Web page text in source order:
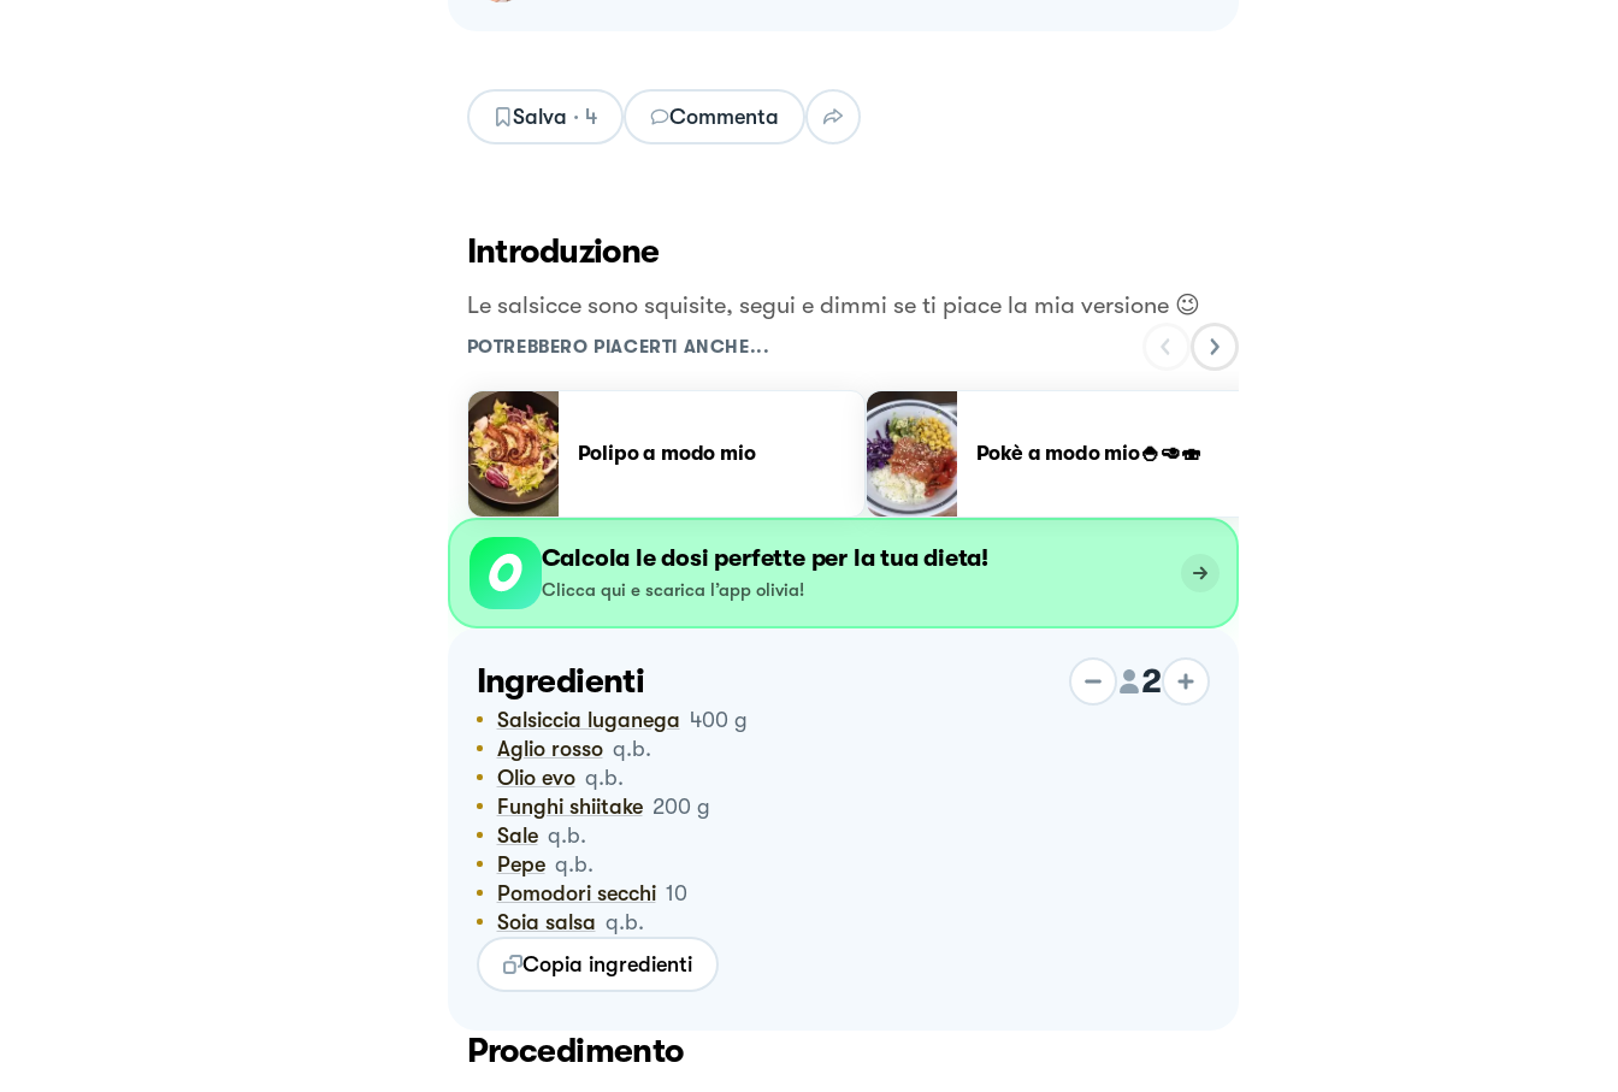
Salva · 4 Commenta
Introduzione
Le salsicce sono squisite, segui e dimmi se ti piace la mia versione 😉
POTREBBERO PIACERTI ANCHE...
Polipo a modo mio Pokè a modo mio🍚🥑🍣
Calcola le dosi perfette per la tua dieta!
Clicca qui e scarica l’app olivia!
Ingredienti 2
Salsiccia luganega 400 g
Aglio rosso q.b.
Olio evo q.b.
Funghi shiitake 200 g
Sale q.b.
Pepe q.b.
Pomodori secchi 10
Soia salsa q.b.
Copia ingredienti
Procedimento